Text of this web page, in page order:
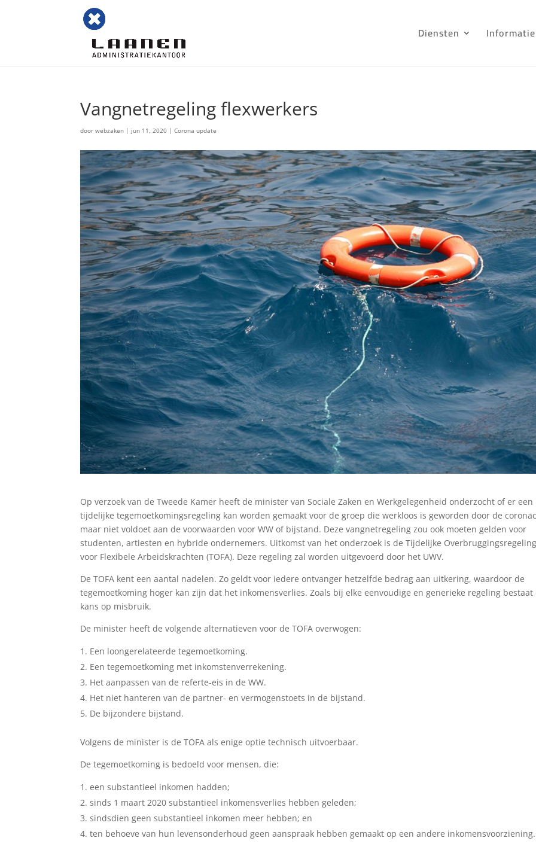
Diensten Informatie
Vangnetregeling flexwerkers
doorwebzaken | jun 11, 2020 |Corona update
Op verzoek van de Tweede Kamer heeft de minister van Sociale Zaken en Werkgelegenheid onderzocht of er een
tijdelijke tegemoetkomingsregeling kan worden gemaakt voor de groep die werkloos is geworden door de
maar niet voldoet aan de voorwaarden voor WW of bijstand. Deze vangnetregeling zou ook moeten gelden voor
studenten, artiesten en hybride ondernemers. Uitkomst van het onderzoek is de Tijdelijke Overbruggingsregeling
voor Flexibele Arbeidskrachten (TOFA). Deze regeling zal worden uitgevoerd door het UWV.
De TOFA kent een aantal nadelen. Zo geldt voor iedere ontvanger hetzelfde bedrag aan uitkering, waardoor de
tegemoetkoming hoger kan zijn dat het inkomensverlies. Zoals bij elke eenvoudige en generieke regeling bestaat
kans op misbruik.
De minister heeft de volgende alternatieven voor de TOFA overwogen:
Een loongerelateerde tegemoetkoming.
Een tegemoetkoming met inkomstenverrekening.
Het aanpassen van de referte-eis in de WW.
Het niet hanteren van de partner- en vermogenstoets in de bijstand.
De bijzondere bijstand.
Volgens de minister is de TOFA als enige optie technisch uitvoerbaar.
De tegemoetkoming is bedoeld voor mensen, die:
een substantieel inkomen hadden;
sinds 1 maart 2020 substantieel inkomensverlies hebben geleden;
sindsdien geen substantieel inkomen meer hebben; en
ten behoeve van hun levensonderhoud geen aanspraak hebben gemaakt op een andere inkomensvoorziening.